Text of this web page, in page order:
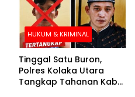
HUKUM & KRIMINAL
Tinggal Satu Buron,
Polres Kolaka Utara
Tangkap Tahanan Kabur